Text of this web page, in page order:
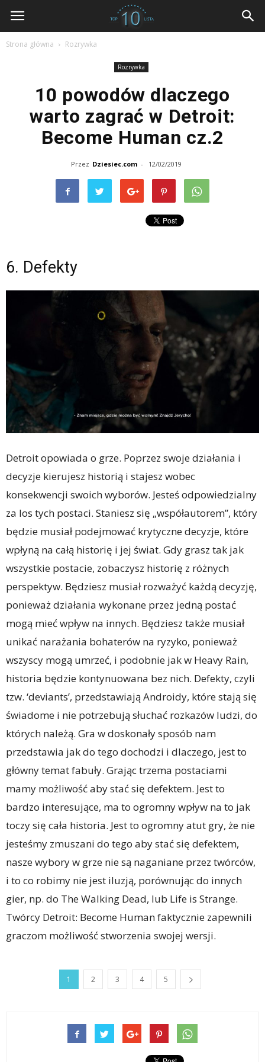
dziesiec.com
Strona główna Rozrywka
Rozrywka
10 powodów dlaczego
warto zagrać w Detroit:
Become Human cz.2
Przez Dziesiec.com - 12/02/2019
6. Defekty
Detroit opowiada o grze. Poprzez swoje działania i
decyzje kierujesz historią i stajesz wobec
konsekwencji swoich wyborów. Jesteś odpowiedzialny
za los tych postaci. Staniesz się „współautorem”, który
będzie musiał podejmować krytyczne decyzje, które
wpłyną na całą historię i jej świat. Gdy grasz tak jak
wszystkie postacie, zobaczysz historię z różnych
perspektyw. Będziesz musiał rozważyć każdą decyzję,
ponieważ działania wykonane przez jedną postać
mogą mieć wpływ na innych. Będziesz także musiał
unikać narażania bohaterów na ryzyko, ponieważ
wszyscy mogą umrzeć, i podobnie jak w Heavy Rain,
historia będzie kontynuowana bez nich. Defekty, czyli
tzw. ‘deviants’, przedstawiają Androidy, które stają się
świadome i nie potrzebują słuchać rozkazów ludzi, do
których należą. Gra w doskonały sposób nam
przedstawia jak do tego dochodzi i dlaczego, jest to
główny temat fabuły. Grając trzema postaciami
mamy możliwość aby stać się defektem. Jest to
bardzo interesujące, ma to ogromny wpływ na to jak
toczy się cała historia. Jest to ogromny atut gry, że nie
jesteśmy zmuszani do tego aby stać się defektem,
nasze wybory w grze nie są naganiane przez twórców,
i to co robimy nie jest iluzją, porównując do innych
gier, np. do The Walking Dead, lub Life is Strange.
Twórcy Detroit: Become Human faktycznie zapewnili
graczom możliwość stworzenia swojej wersji.
1 2 3 4 5